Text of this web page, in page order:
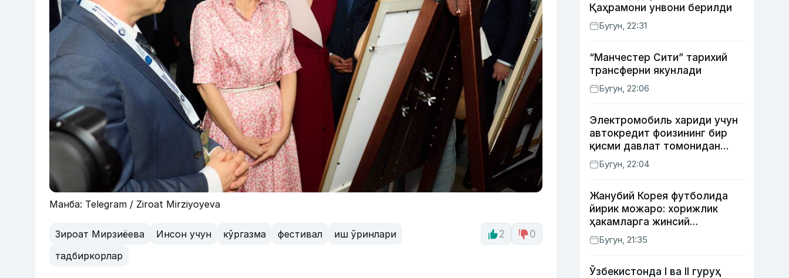
Манба: Telegram / Ziroat Mirziyoyeva
Зироат Мирзиёева Инсон учун кўргазма фестивал
иш ўринлари
тадбиркорлар
2 0
Қаҳрамони унвони берилди
Бугун, 22:31
“Манчестер Сити” тарихий
трансферни якунлади
Бугун, 22:06
Электромобиль хариди учун
автокредит фоизининг бир
қисми давлат томонидан
қоплаб берилиши мумкин
Бугун, 22:04
Жанубий Корея футболида
йирик можаро: хорижлик
ҳакамларга жинсий
хизматлар кўрсатилгани
маълум қилинди
Бугун, 21:35
Ўзбекистонда I ва II гуруҳ